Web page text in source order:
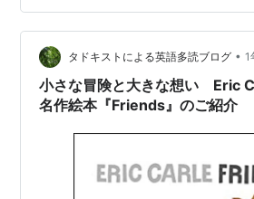
www.nejimakiblog.com このオープ
ートで、「音程はどちらで認識して
議… タドキストによる英語多読ブログ • 1
小さな冒険と大きな想い Eric
名作絵本『Friends』のご紹介